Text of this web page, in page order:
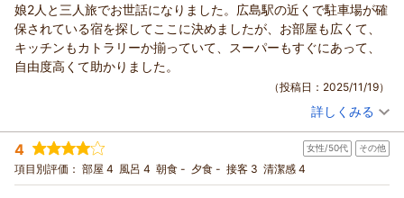
ウィークリーアポイントからの返信
フロントの対応や立地を評価いただき、ありがとうございま
す。
ジュンチャン様にお寛ぎいただけたことが何より嬉しく思いま
この度は当館をご利用いただき、誠にありがとうございまし
た。
ぜひまたのお越しを心よりお待ちしております。
（返信日：2025/12/05）
娘2人と三人旅でお世話になりました。広島駅の近くで駐車場が確
保されている宿を探してここに決めましたが、お部屋も広くて、
キッチンもカトラリーか揃っていて、スーパーもすぐにあって、
自由度高くて助かりました。
（投稿日：2025/11/19）
投稿者： ママさん(女性/50代)
宿泊プラン： チェックイン21:00まで限定【禁煙】★ピカピカ家族旅行応援
★３名様までプラン★
和洋室 食事なし
宿泊価格帯： 6,001～7,000円(大人一人あたり/税込)
詳しくみる
4 女性/50代 その他
項目別評価： 部屋 4 風呂 4 朝食 - 夕食 - 接客 3 清潔感 4